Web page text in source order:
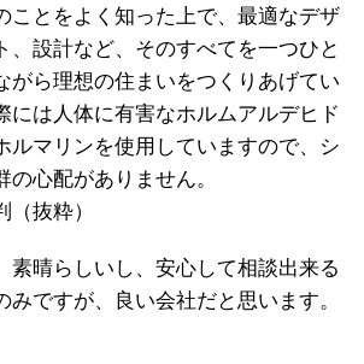
ことをよく知った上で、最適なデザ
、設計など、そのすべてを一つひと
がら理想の住まいをつくりあげてい
には人体に有害なホルムアルデヒド
ルマリンを使用していますので、シ
の心配がありません。
抜粋）
素晴らしいし、安心して相談出来る
みですが、良い会社だと思います。